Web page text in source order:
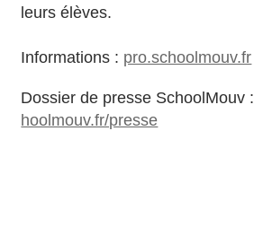
leurs élèves.
Informations : pro.schoolmouv.fr
Dossier de presse SchoolMouv :
hoolmouv.fr/presse